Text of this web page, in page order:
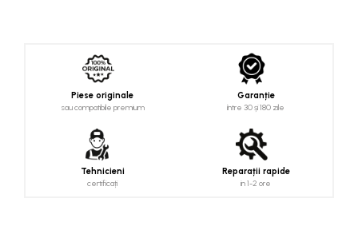
Piese originale
sau compatibile premium
Garanție
între 30 și 180 zile
Tehnicieni
certificați
Reparații rapide
in 1-2 ore